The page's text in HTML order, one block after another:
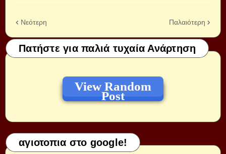
Νεότερη Παλαιότερη
Πατήστε για παλιά τυχαία Ανάρτηση
View Random
Post
αγιοτοπια στο google!